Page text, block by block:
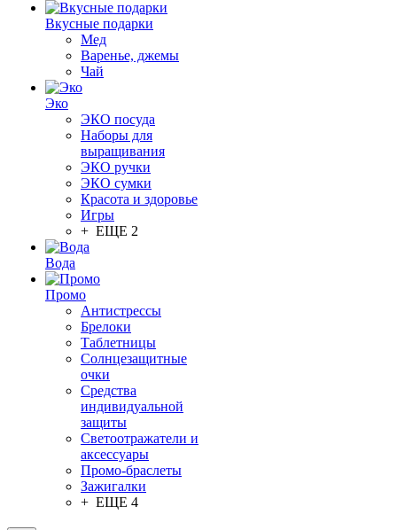
Вкусные подарки
Мед
Варенье, джемы
Чай
Эко
ЭКО посуда
Наборы для
выращивания
ЭКО ручки
ЭКО сумки
Красота и здоровье
Игры
+ ЕЩЕ 2
Вода
Промо
Антистрессы
Брелоки
Таблетницы
Солнцезащитные
очки
Средства
индивидуальной
защиты
Светоотражатели и
аксессуары
Промо-браслеты
Зажигалки
+ ЕЩЕ 4